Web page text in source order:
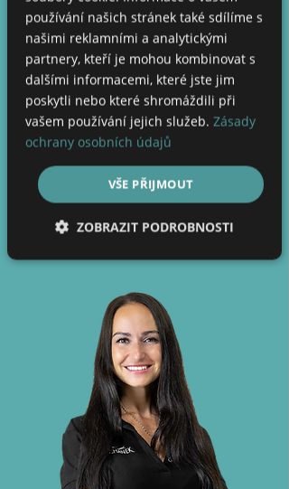
důležité zohledňovat taktéž
psychické a sociální aspekty v
životě klienta, které mají často
zásadní vliv na jeho problémy s
váhou a zdravotní problémy.
Snažím se tedy navést klienty
nejen ke změně stravovacích
návyků, ale taktéž ke změně
nalezení rovnováhy ve stravě.
Rezervace k Marii
používání našich stránek také sdílíme s
našimi reklamními a analytickými
partnery, kteří je mohou kombinovat s
dalšími informacemi, které jste jim
poskytli nebo které shromáždili při
vašem používání jejich služeb. Zásady
ochrany osobních údajů
VŠE PŘIJMOUT
ZOBRAZIT PODROBNOSTI
Výkonové soubory
Soubory cílení
Funkční soubory
Nezařazené soubory